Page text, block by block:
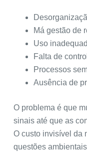
Má gestão de
Uso
Falta de
Processos
Ausência de
O problema é que
sinais até que as
O custo invisível da
questões